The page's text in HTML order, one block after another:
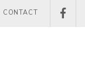
CONTACT